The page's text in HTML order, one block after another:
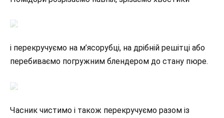
і перекручуємо на м’ясорубці, на дрібній решітці або
перебиваємо погружним блендером до стану пюре.
Часник чистимо і також перекручуємо разом із